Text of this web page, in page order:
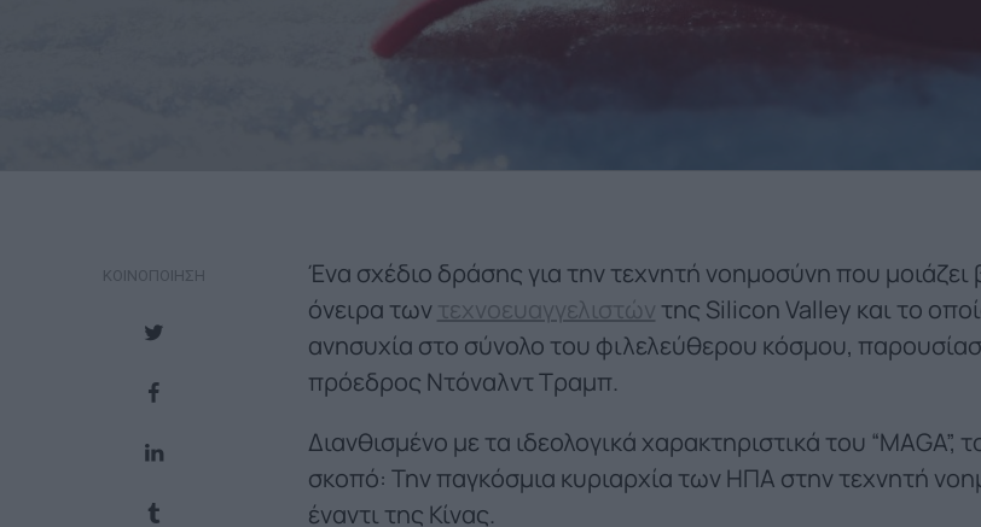
ΚΟΙΝΟΠΟΊΗΣΗ
Ένα σχέδιο δράσης για την τεχνητή νοημοσύνη που μοιάζει
όνειρα των τεχνοευαγγελιστών της Silicon Valley και το
ανησυχία στο σύνολο του φιλελεύθερου κόσμου,
πρόεδρος Ντόναλντ Τραμπ.
Διανθισμένο με τα ιδεολογικά χαρακτηριστικά του “MAGA”,
σκοπό: Την παγκόσμια κυριαρχία των ΗΠΑ στην τεχνητή
έναντι της Κίνας.